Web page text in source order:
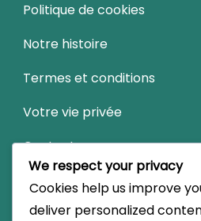
Politique de cookies
Notre histoire
Termes et conditions
Votre vie privée
Contactez-nous
Recherche
We respect your privacy
Cookies help us improve
deliver personalized